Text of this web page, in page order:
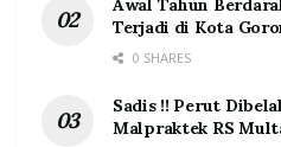
Awal Tahun
Terjadi di Kota
0 SHARES
Sadis !! Perut
Malpraktek RS